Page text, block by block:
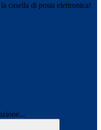
casella di posta elettronica!